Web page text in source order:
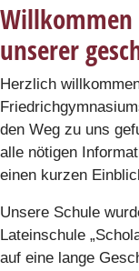
unserer
Herzlich
den Weg zu uns
alle nötigen
einen kurzen
Unsere Schule
Lateinschule
auf eine lange